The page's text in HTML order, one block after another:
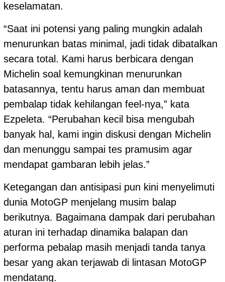
keselamatan.
“Saat ini potensi yang paling mungkin adalah
menurunkan batas minimal, jadi tidak dibatalkan
secara total. Kami harus berbicara dengan
Michelin soal kemungkinan menurunkan
batasannya, tentu harus aman dan membuat
pembalap tidak kehilangan feel-nya,” kata
Ezpeleta. “Perubahan kecil bisa mengubah
banyak hal, kami ingin diskusi dengan Michelin
dan menunggu sampai tes pramusim agar
mendapat gambaran lebih jelas.”
Ketegangan dan antisipasi pun kini menyelimuti
dunia MotoGP menjelang musim balap
berikutnya. Bagaimana dampak dari perubahan
aturan ini terhadap dinamika balapan dan
performa pebalap masih menjadi tanda tanya
besar yang akan terjawab di lintasan MotoGP
mendatang.